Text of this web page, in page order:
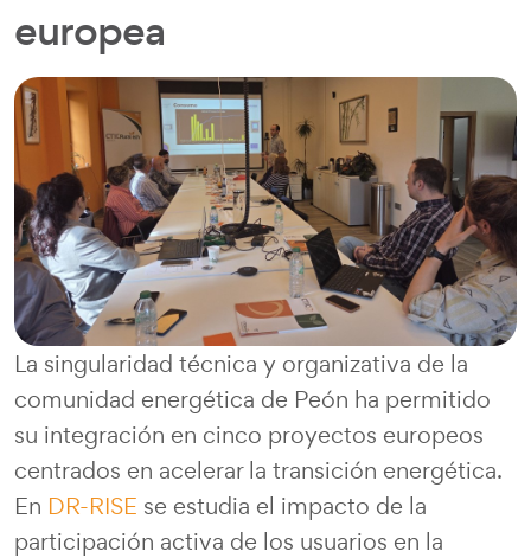
europea
La singularidad técnica y organizativa de la
comunidad energética de Peón ha permitido
su integración en cinco proyectos europeos
centrados en acelerar la transición energética.
En DR-RISE se estudia el impacto de la
participación activa de los usuarios en la